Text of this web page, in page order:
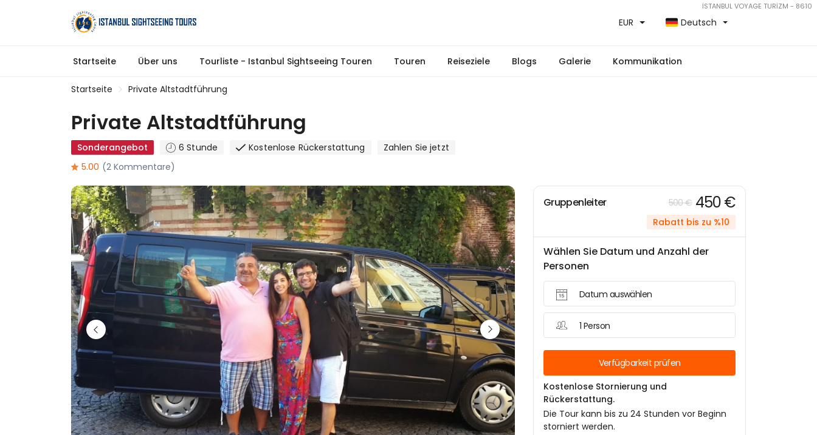
İSTANBUL VOYAGE TURİZM - 8610
EUR Deutsch
Startseite Über uns Tourliste - Istanbul Sightseeing Touren Touren Reiseziele Blogs Galerie Kommunikation
Startseite Private Altstadtführung
Private Altstadtführung
Sonderangebot 6 Stunde Kostenlose Rückerstattung
Zahlen Sie jetzt
5.00 (2 Kommentare)
Gruppenleiter 500 € 450 €
Rabatt bis zu %10
Wählen Sie Datum und Anzahl der
Personen
Datum auswählen
1 Person
Verfügbarkeit prüfen
Kostenlose Stornierung und
Rückerstattung.
Die Tour kann bis zu 24 Stunden vor Beginn
storniert werden.